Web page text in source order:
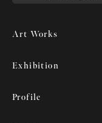
Art Works
Exhibition
Profile